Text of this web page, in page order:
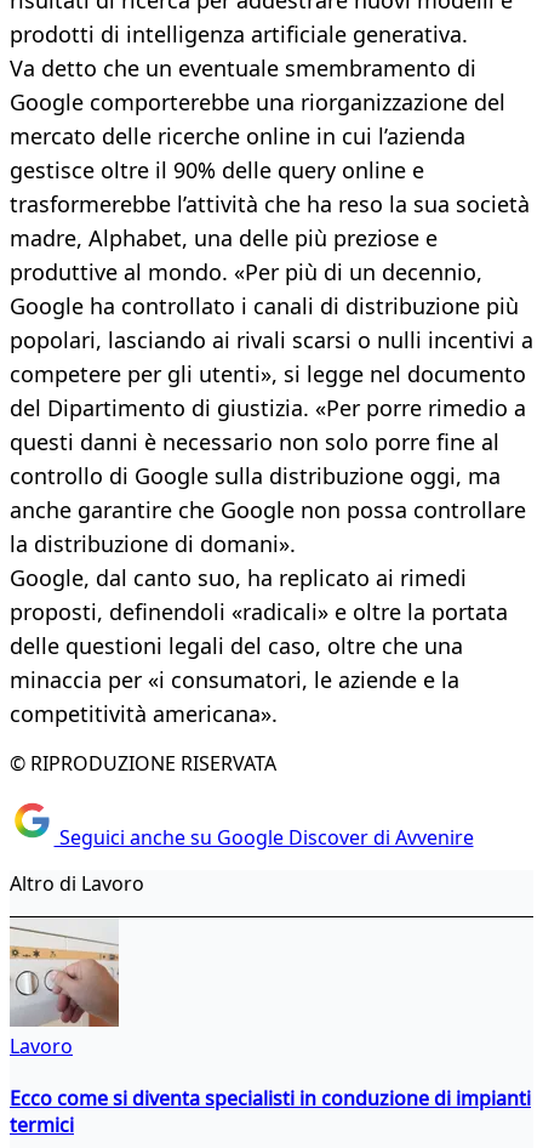
prodotti di intelligenza artificiale generativa.
Va detto che un eventuale smembramento di
Google comporterebbe una riorganizzazione del
mercato delle ricerche online in cui l’azienda
gestisce oltre il 90% delle query online e
trasformerebbe l’attività che ha reso la sua società
madre, Alphabet, una delle più preziose e
produttive al mondo. «Per più di un decennio,
Google ha controllato i canali di distribuzione più
popolari, lasciando ai rivali scarsi o nulli incentivi a
competere per gli utenti», si legge nel documento
del Dipartimento di giustizia. «Per porre rimedio a
questi danni è necessario non solo porre fine al
controllo di Google sulla distribuzione oggi, ma
anche garantire che Google non possa controllare
la distribuzione di domani».
Google, dal canto suo, ha replicato ai rimedi
proposti, definendoli «radicali» e oltre la portata
delle questioni legali del caso, oltre che una
minaccia per «i consumatori, le aziende e la
competitività americana».
© RIPRODUZIONE RISERVATA
Seguici anche su Google Discover di Avvenire
Altro di Lavoro
Lavoro
Ecco come si diventa specialisti in conduzione di impianti
termici